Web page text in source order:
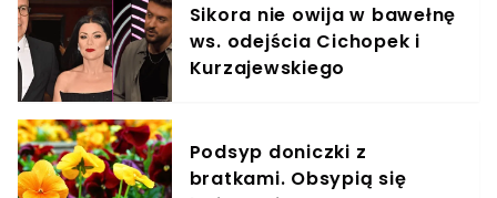
Sikora nie owija w bawełnę
ws. odejścia Cichopek i
Kurzajewskiego
Podsyp doniczki z
bratkami. Obsypią się